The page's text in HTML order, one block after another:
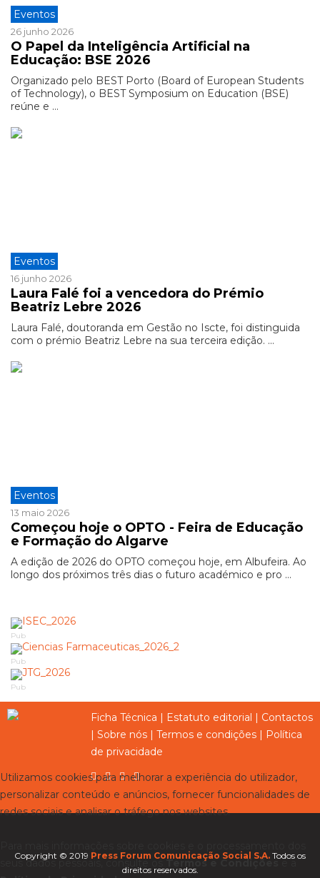
Eventos
26 junho 2026
O Papel da Inteligência Artificial na
Educação: BSE 2026
Organizado pelo BEST Porto (Board of European Students
of Technology), o BEST Symposium on Education (BSE)
reúne e ...
Eventos
16 junho 2026
Laura Falé foi a vencedora do Prémio
Beatriz Lebre 2026
Laura Falé, doutoranda em Gestão no Iscte, foi distinguida
com o prémio Beatriz Lebre na sua terceira edição. ...
Eventos
13 maio 2026
Começou hoje o OPTO - Feira de Educação
e Formação do Algarve
A edição de 2026 do OPTO começou hoje, em Albufeira. Ao
longo dos próximos três dias o futuro académico e pro ...
Pub
Pub
Pub
Ficha Técnica | Estatuto editorial | Contactos
| Sobre nós | Termos e condições | Política
de privacidade
Copyright © 2019 Press Forum Comunicação Social S.A. Todos os
direitos reservados.
Utilizamos cookies para melhorar a experiência do utilizador,
personalizar conteúdo e anúncios, fornecer funcionalidades de
redes sociais e analisar o tráfego nos websites.
seus dados pessoais, consulte osTermos e Condiçõese a